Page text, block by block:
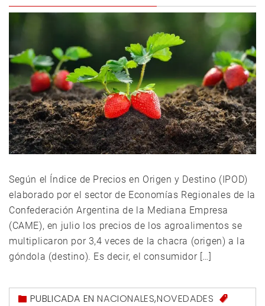
Según el Índice de Precios en Origen y Destino (IPOD)
elaborado por el sector de Economías Regionales de la
Confederación Argentina de la Mediana Empresa
(CAME), en julio los precios de los agroalimentos se
multiplicaron por 3,4 veces de la chacra (origen) a la
góndola (destino). Es decir, el consumidor […]
PUBLICADA ENNACIONALES,NOVEDADES